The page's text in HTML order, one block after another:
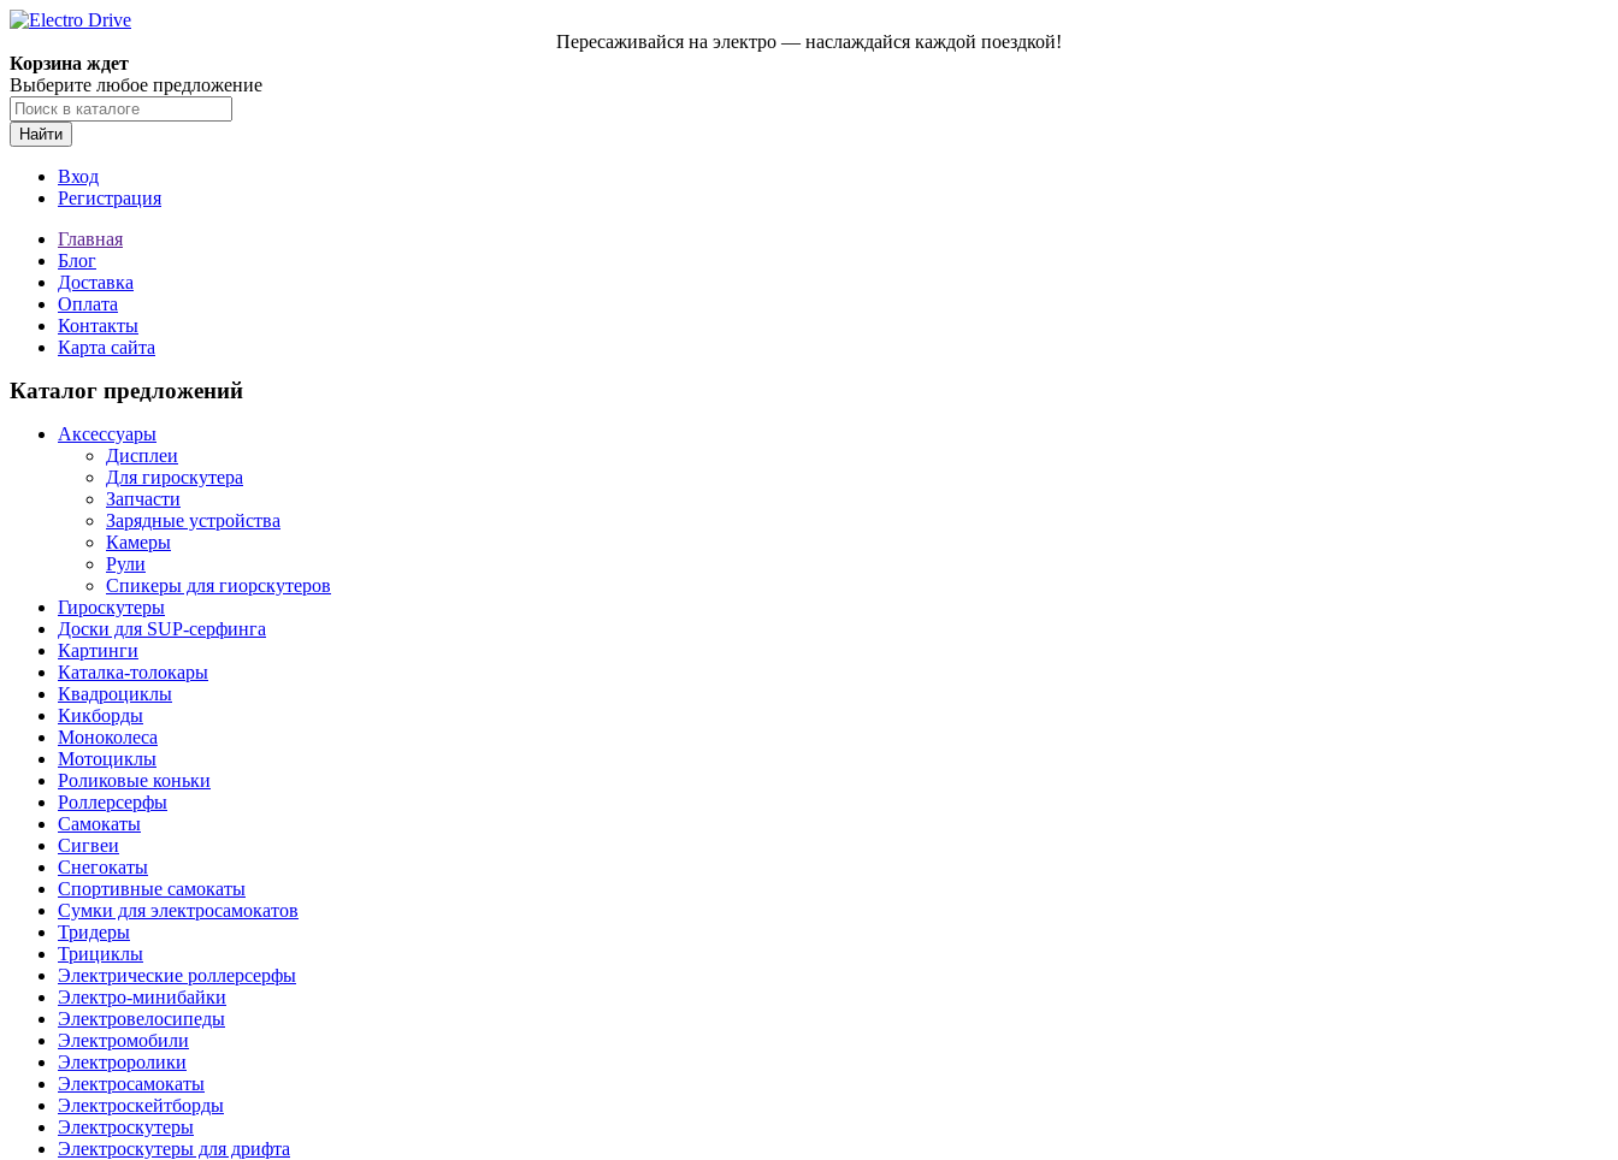
Пересаживайся на электро — наслаждайся каждой поездкой!
Корзина ждет
Выберите любое предложение
Найти
Вход
Регистрация
Главная
Блог
Доставка
Оплата
Контакты
Карта сайта
Каталог предложений
Аксессуары
Дисплеи
Для гироскутера
Запчасти
Зарядные устройства
Камеры
Рули
Спикеры для гиорскутеров
Гироскутеры
Доски для SUP-серфинга
Картинги
Каталка-толокары
Квадроциклы
Кикборды
Моноколеса
Мотоциклы
Роликовые коньки
Роллерсерфы
Самокаты
Сигвеи
Снегокаты
Спортивные самокаты
Сумки для электросамокатов
Тридеры
Трициклы
Электрические роллерсерфы
Электро-минибайки
Электровелосипеды
Электромобили
Электроролики
Электросамокаты
Электроскейтборды
Электроскутеры
Электроскутеры для дрифта